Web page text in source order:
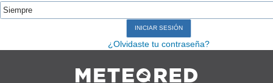
¿Olvidaste tu contraseña?